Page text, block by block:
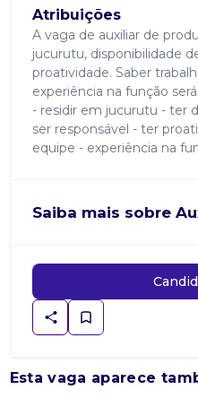
Atribuições
A vaga de auxiliar de
jucurutu, disponibilidade
proatividade. Saber
experiência na função
- residir em jucurutu - ter
ser responsável - ter
equipe - experiência na
Saiba mais sobre
Esta vaga aparece